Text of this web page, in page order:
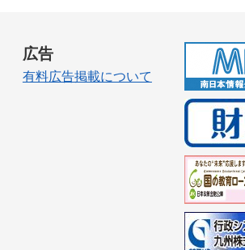
広告
有料広告掲載について